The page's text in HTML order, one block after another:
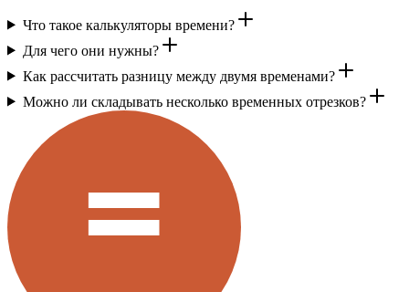
Что такое калькуляторы времени?
Для чего они нужны?
Как рассчитать разницу между двумя временами?
Можно ли складывать несколько временных отрезков?